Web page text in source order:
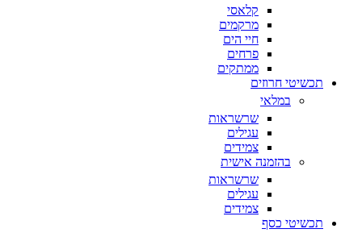
קלאסי
מרקמים
חיי הים
פרחים
ממתקים
תכשיטי חרוזים
במלאי
שרשראות
עגילים
צמידים
בהזמנה אישית
שרשראות
עגילים
צמידים
תכשיטי כסף